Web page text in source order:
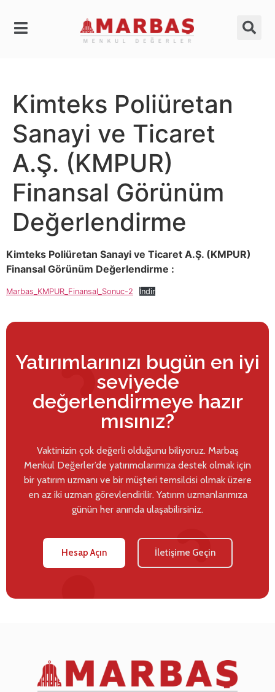
Kimteks Poliüretan
Sanayi ve Ticaret
A.Ş. (KMPUR)
Finansal Görünüm
Değerlendirme
Kimteks Poliüretan Sanayi ve Ticaret A.Ş. (KMPUR)
Finansal Görünüm Değerlendirme :
Marbas_KMPUR_Finansal_Sonuc-2 İndir
Yatırımlarınızı bugün en iyi
seviyede
değerlendirmeye hazır
mısınız?
Vaktinizin çok değerli olduğunu biliyoruz. Marbaş
Menkul Değerler’de yatırımcılarımıza destek olmak için
bir yatırım uzmanı ve bir müşteri temsilcisi olmak üzere
en az iki uzman görevlendirilir. Yatırım uzmanlarımıza
günün her anında ulaşabilirsiniz.
Hesap Açın İletişime Geçin